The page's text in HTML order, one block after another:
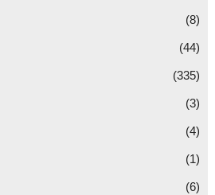
(8)
(44)
(335)
(3)
(4)
(1)
(6)